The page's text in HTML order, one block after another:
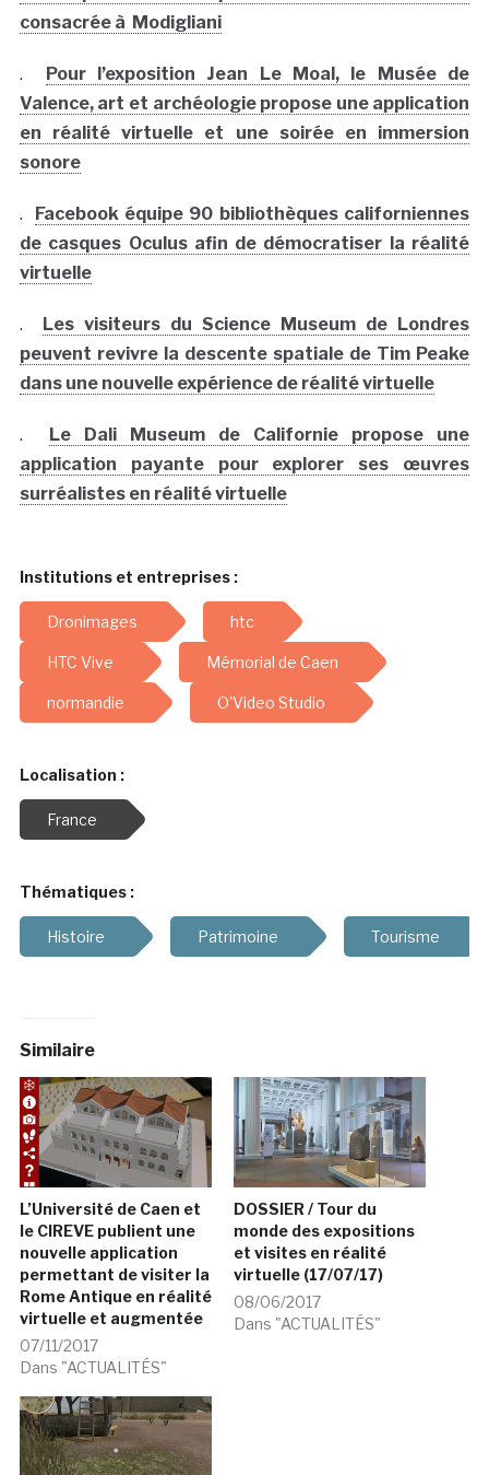
consacrée à Modigliani
. Pour l’exposition Jean Le Moal, le Musée de
Valence, art et archéologie propose une application
en réalité virtuelle et une soirée en immersion
sonore
. Facebook équipe 90 bibliothèques californiennes
de casques Oculus afin de démocratiser la réalité
virtuelle
. Les visiteurs du Science Museum de Londres
peuvent revivre la descente spatiale de Tim Peake
dans une nouvelle expérience de réalité virtuelle
. Le Dali Museum de Californie propose une
application payante pour explorer ses œuvres
surréalistes en réalité virtuelle
Institutions et entreprises :
Dronimages htc
HTC Vive Mémorial de Caen
normandie O'Video Studio
Localisation :
France
Thématiques :
Histoire Patrimoine Tourisme
Similaire
L’Université de Caen et
le CIREVE publient une
nouvelle application
permettant de visiter la
Rome Antique en réalité
virtuelle et augmentée
07/11/2017
Dans "ACTUALITÉS"
DOSSIER / Tour du
monde des expositions
et visites en réalité
virtuelle (17/07/17)
08/06/2017
Dans "ACTUALITÉS"